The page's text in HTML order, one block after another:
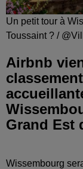
Un petit tour à
Toussaint ? /
Airbnb
Grand Est
Wissembourg